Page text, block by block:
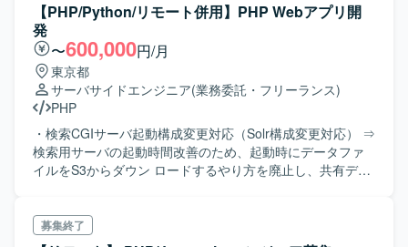
【PHP/Python/リモート併用】PHP Webアプリ開
発
〜600,000円/月
東京都
サーバサイドエンジニア(業務委託・フリーランス)
PHP
・検索CGIサーバ起動構成変更対応（Solr構成変更対応） ⇒
検索用サーバの起動時間改善のため、起動時にデータファ
イルをS3からダウン ロードするやり方を廃止し、共有ディ
め、メインの作業とし ては別サーバへの横展開が主になる
想定 ※横展開と並行してPHP5系から8系へのバージョンア
募集終了